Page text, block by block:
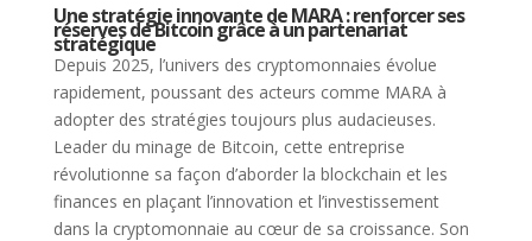
Une stratégie innovante de MARA : renforcer ses
réserves de Bitcoin grâce à un partenariat
stratégique
Depuis 2025, l’univers des cryptomonnaies évolue
rapidement, poussant des acteurs comme MARA à
adopter des stratégies toujours plus audacieuses.
Leader du minage de Bitcoin, cette entreprise
révolutionne sa façon d’aborder la blockchain et les
finances en plaçant l’innovation et l’investissement
dans la cryptomonnaie au cœur de sa croissance. Son